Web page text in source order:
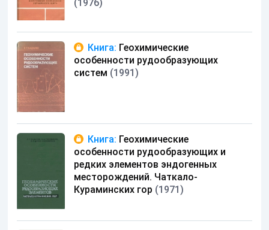
(1976)
Книга: Геохимические
особенности рудообразующих
систем (1991)
Книга: Геохимические
особенности рудообразующих и
редких элементов эндогенных
месторождений. Чаткало-
Кураминских гор (1971)